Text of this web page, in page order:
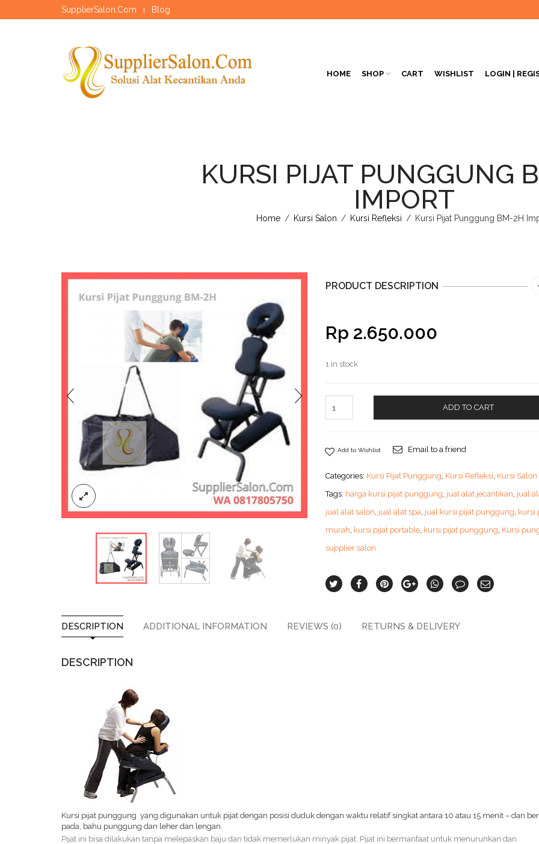
SupplierSalon.Com Blog
HOME SHOP CART WISHLIST LOGIN |
KURSI PIJAT PUNGGUNG
IMPORT
Home / Kursi Salon / Kursi Refleksi / Kursi Pijat Punggung BM-2H
PRODUCT DESCRIPTION
Rp 2.650.000
1 in stock
ADD TO CART
Add to Wishlist Email to a friend
Categories: Kursi Pijat Punggung, Kursi Refleksi, Kursi Salon
Tags: harga kursi pijat punggung, jual alat jecantikan, jual
jual alat salon, jual alat spa, jual kursi pijat punggung, kursi
murah, kursi pijat portable, kursi pijat punggung, Kursi
supplier salon
DESCRIPTION ADDITIONAL INFORMATION REVIEWS (0) RETURNS & DELIVERY
DESCRIPTION
Kursi pijat punggung yang digunakan untuk pijat dengan posisi duduk dengan waktu relatif singkat antara 10 atau 15 menit – dan
pada, bahu punggung dan leher dan lengan.
Pijat ini bisa dilakukan tanpa melepaskan baju dan tidak memerlukan minyak pijat. Pijat ini bermanfaat untuk menurunkan dan